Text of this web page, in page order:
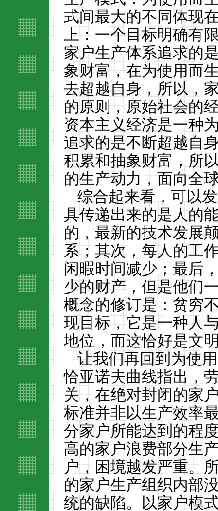
式间最大的不同体现
上：一个目标明确有
家户生产体系追求的
象财富，在为使用而
去超越自身，所以，
的原则，原始社会的
资本主义经济是一种
追求的是不断超越自
积累和抽象财富，所
的生产动力，面向全
综合起来看，可以
具传递出来的是人的
的，最新的技术发展
系；其次，每人的工
闲暇时间减少；最后
少的财产，但是他们
概念的修订是：贫穷
现目标，它是一种人
地位，而这恰好是文
让我们再回到为使
恰亚诺夫曲线指出，
关，在绝对封闭的家
标准并非以生产效率
分家户所能达到的程
高的家户浪费部分生
户，困境越发严重。
的家户生产组织内部
统的缺陷。以家户模